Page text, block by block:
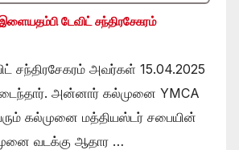
டேவிட் சந்திரசேகரம்
சந்திரசேகரம் அவர்கள் 15.04.2025
அன்னார் கல்முனை YMCA
கல்முனை மத்தியஸ்டர் சபையின்
வடக்கு ஆதார …